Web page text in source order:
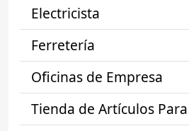
Electricista
Ferretería
Oficinas de Empresa
Tienda de Artículos